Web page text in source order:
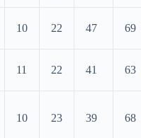
10 22 47 69
11 22 41 63
10 23 39 68